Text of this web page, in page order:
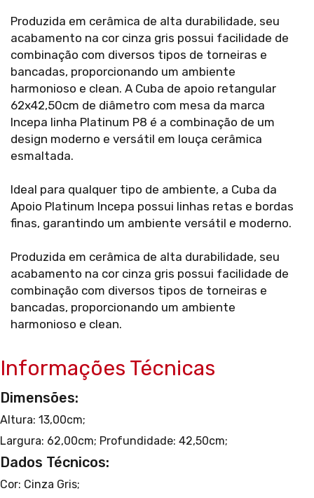
Produzida em cerâmica de alta durabilidade, seu
acabamento na cor cinza gris possui facilidade de
combinação com diversos tipos de torneiras e
bancadas, proporcionando um ambiente
harmonioso e clean. A Cuba de apoio retangular
62x42,50cm de diâmetro com mesa da marca
Incepa linha Platinum P8 é a combinação de um
design moderno e versátil em louça cerâmica
esmaltada.
Ideal para qualquer tipo de ambiente, a Cuba da
Apoio Platinum Incepa possui linhas retas e bordas
finas, garantindo um ambiente versátil e moderno.
Produzida em cerâmica de alta durabilidade, seu
acabamento na cor cinza gris possui facilidade de
combinação com diversos tipos de torneiras e
bancadas, proporcionando um ambiente
harmonioso e clean.
Informações Técnicas
Dimensões:
Altura: 13,00cm;
Largura: 62,00cm; Profundidade: 42,50cm;
Dados Técnicos:
Cor: Cinza Gris;